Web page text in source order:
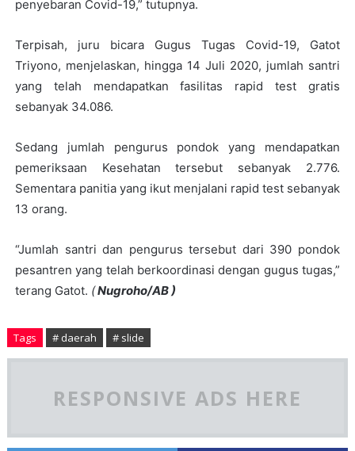
penyebaran Covid-19,” tutupnya.
Terpisah, juru bicara Gugus Tugas Covid-19, Gatot
Triyono, menjelaskan, hingga 14 Juli 2020, jumlah santri
yang telah mendapatkan fasilitas rapid test gratis
sebanyak 34.086.
Sedang jumlah pengurus pondok yang mendapatkan
pemeriksaan Kesehatan tersebut sebanyak 2.776.
Sementara panitia yang ikut menjalani rapid test sebanyak
13 orang.
“Jumlah santri dan pengurus tersebut dari 390 pondok
pesantren yang telah berkoordinasi dengan gugus tugas,”
terang Gatot. (Nugroho/AB )
Tags # daerah # slide
RESPONSIVE ADS HERE